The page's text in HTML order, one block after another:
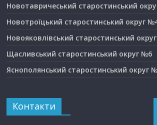
Новотавричеський старостинський
Новотроїцький старостинський округ
Новояковлівський старостинський
Щасливський старостинський округ №6
Яснополянський старостинський округ
Контакти